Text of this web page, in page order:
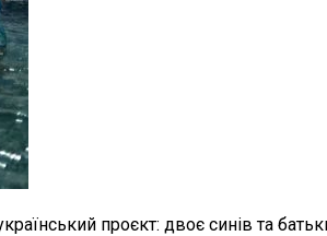
проєкт: двоє синів та